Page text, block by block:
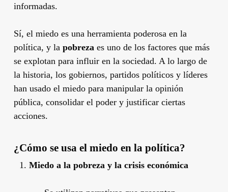
informadas.
Sí, el miedo es una herramienta poderosa en la
política, y la pobreza es uno de los factores que más
se explotan para influir en la sociedad. A lo largo de
la historia, los gobiernos, partidos políticos y líderes
han usado el miedo para manipular la opinión
pública, consolidar el poder y justificar ciertas
acciones.
¿Cómo se usa el miedo en la política?
Miedo a la pobreza y la crisis económica